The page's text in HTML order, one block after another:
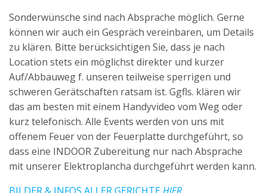
Sonderwünsche sind nach Absprache möglich. Gerne
können wir auch ein Gespräch vereinbaren, um Details
zu klären. Bitte berücksichtigen Sie, dass je nach
Location stets ein möglichst direkter und kurzer
Auf/Abbauweg f. unseren teilweise sperrigen und
schweren Gerätschaften ratsam ist. Ggfls. klären wir
das am besten mit einem Handyvideo vom Weg oder
kurz telefonisch. Alle Events werden von uns mit
offenem Feuer von der Feuerplatte durchgeführt, so
dass eine INDOOR Zubereitung nur nach Absprache
mit unserer Elektroplancha durchgeführt werden kann.